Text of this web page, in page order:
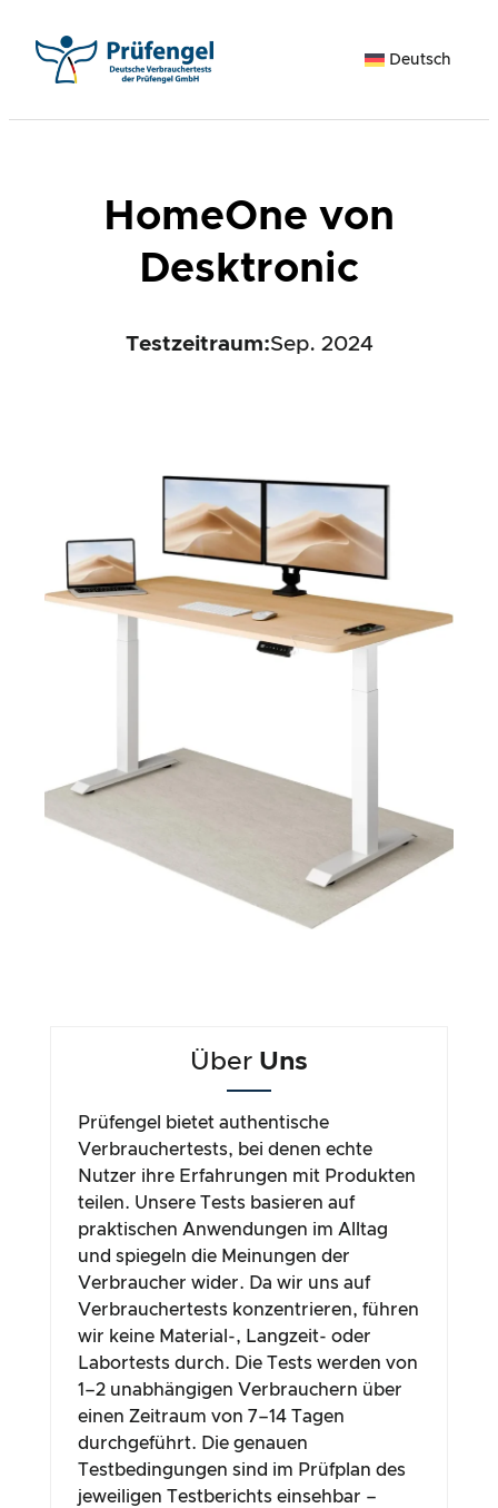
Inhalt
springen
Deutsch
HomeOne von
Desktronic
Testzeitraum:Sep. 2024
Über Uns
Prüfengel bietet authentische
Verbrauchertests, bei denen echte
Nutzer ihre Erfahrungen mit Produkten
teilen. Unsere Tests basieren auf
praktischen Anwendungen im Alltag
und spiegeln die Meinungen der
Verbraucher wider. Da wir uns auf
Verbrauchertests konzentrieren, führen
wir keine Material-, Langzeit- oder
Labortests durch. Die Tests werden von
1–2 unabhängigen Verbrauchern über
einen Zeitraum von 7–14 Tagen
durchgeführt. Die genauen
Testbedingungen sind im Prüfplan des
jeweiligen Testberichts einsehbar –